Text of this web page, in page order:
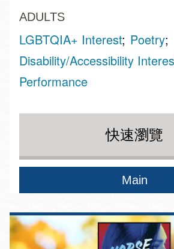
ADULTS
LGBTQIA+ Interest Poetry
Disability/Accessibility
Performance
快速瀏覽
Main